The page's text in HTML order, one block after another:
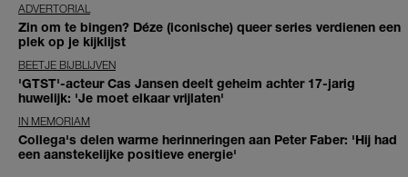
ADVERTORIAL
Zin om te bingen? Déze (iconische) queer series verdienen een
plek op je kijklijst
BEETJE BIJBLIJVEN
'GTST'-acteur Cas Jansen deelt geheim achter 17-jarig
huwelijk: 'Je moet elkaar vrijlaten'
IN MEMORIAM
Collega's delen warme herinneringen aan Peter Faber: 'Hij had
een aanstekelijke positieve energie'